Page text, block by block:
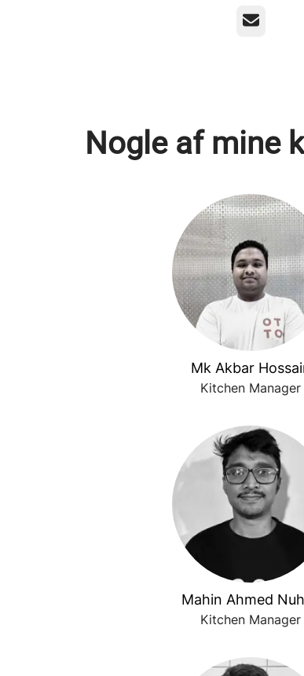
E-mail
Nogle af mine
Mk Akbar
Kitchen Manager
Mahin Ahmed
Kitchen Manager